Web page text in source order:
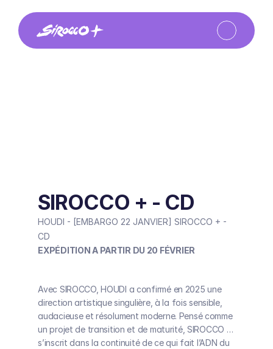
SIROCCO + - CD
HOUDI - [EMBARGO 22 JANVIER] SIROCCO + -
CD
EXPÉDITION A PARTIR DU 20 FÉVRIER
Avec SIROCCO, HOUDI a confirmé en 2025 une
direction artistique singulière, à la fois sensible,
audacieuse et résolument moderne. Pensé comme
un projet de transition et de maturité, SIROCCO
s’inscrit dans la continuité de ce qui fait l’ADN du